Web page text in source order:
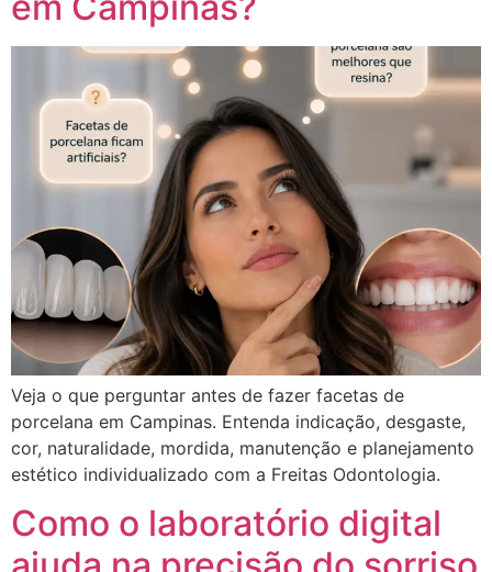
Veja o que perguntar antes de fazer facetas de
porcelana em Campinas. Entenda indicação, desgaste,
cor, naturalidade, mordida, manutenção e planejamento
estético individualizado com a Freitas Odontologia.
Como o laboratório digital